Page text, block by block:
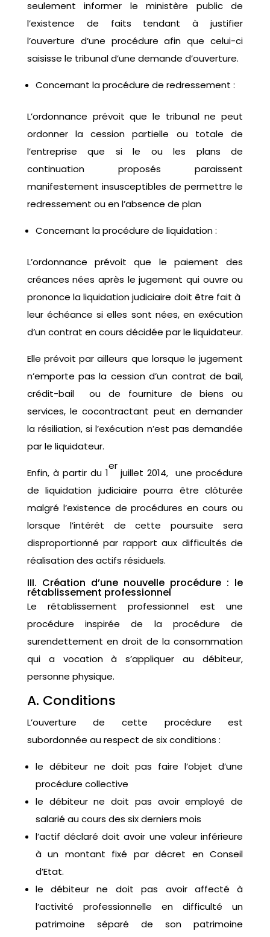
seulement informer le ministère public de
l’existence de faits tendant à justifier
l’ouverture d’une procédure afin que celui-ci
saisisse le tribunal d’une demande d’ouverture.
Concernant la procédure de redressement :
L’ordonnance prévoit que le tribunal ne peut
ordonner la cession partielle ou totale de
l’entreprise que si le ou les plans de
continuation proposés paraissent
manifestement insusceptibles de permettre le
redressement ou en l’absence de plan
Concernant la procédure de liquidation :
L’ordonnance prévoit que le paiement des
créances nées après le jugement qui ouvre ou
prononce la liquidation judiciaire doit être fait à
leur échéance si elles sont nées, en exécution
d’un contrat en cours décidée par le liquidateur.
Elle prévoit par ailleurs que lorsque le jugement
n’emporte pas la cession d’un contrat de bail,
crédit-bail ou de fourniture de biens ou
services, le cocontractant peut en demander
la résiliation, si l’exécution n’est pas demandée
par le liquidateur.
Enfin, à partir du 1
er
juillet 2014, une procédure
de liquidation judiciaire pourra être clôturée
malgré l’existence de procédures en cours ou
lorsque l’intérêt de cette poursuite sera
disproportionné par rapport aux difficultés de
réalisation des actifs résiduels.
III. Création d’une nouvelle procédure : le
rétablissement professionnel
Le rétablissement professionnel est une
procédure inspirée de la procédure de
surendettement en droit de la consommation
qui a vocation à s’appliquer au débiteur,
personne physique.
A. Conditions
L’ouverture de cette procédure est
subordonnée au respect de six conditions :
le débiteur ne doit pas faire l’objet d’une
procédure collective
le débiteur ne doit pas avoir employé de
salarié au cours des six derniers mois
l’actif déclaré doit avoir une valeur inférieure
à un montant fixé par décret en Conseil
d’Etat.
le débiteur ne doit pas avoir affecté à
l’activité professionnelle en difficulté un
patrimoine séparé de son patrimoine